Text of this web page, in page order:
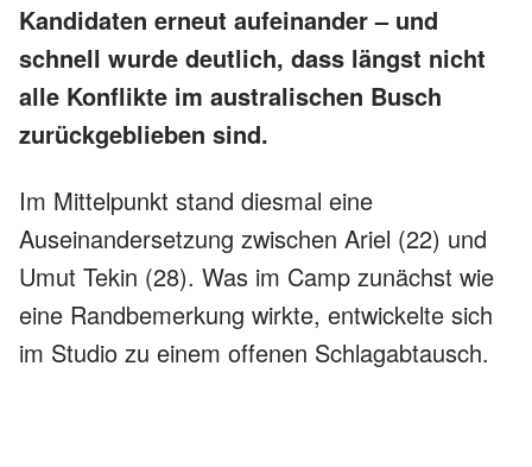
Kandidaten erneut aufeinander – und
schnell wurde deutlich, dass längst nicht
alle Konflikte im australischen Busch
zurückgeblieben sind.
Im Mittelpunkt stand diesmal eine
Auseinandersetzung zwischen Ariel (22) und
Umut Tekin (28). Was im Camp zunächst wie
eine Randbemerkung wirkte, entwickelte sich
im Studio zu einem offenen Schlagabtausch.